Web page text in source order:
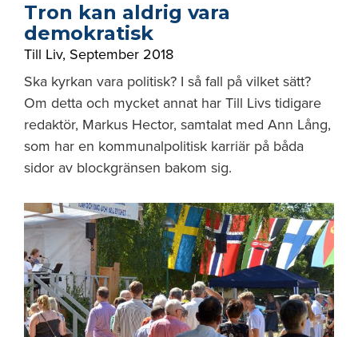
Tron kan aldrig vara
demokratisk
Till Liv, September 2018
Ska kyrkan vara politisk? I så fall på vilket sätt?
Om detta och mycket annat har Till Livs tidigare
redaktör, Markus Hector, samtalat med Ann Lång,
som har en kommunalpolitisk karriär på båda
sidor av blockgränsen bakom sig.